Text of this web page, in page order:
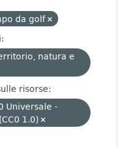
da golf
natura e
risorse:
Universale -
1.0)